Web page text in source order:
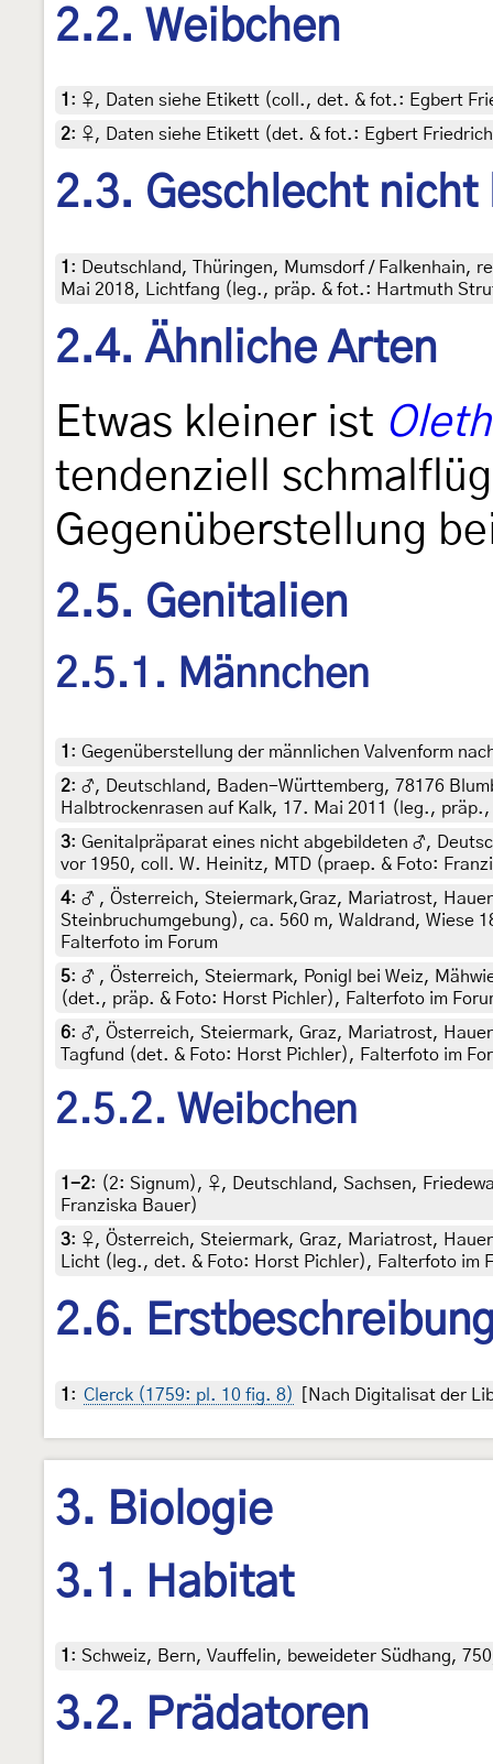
2.2. Weibchen
1 : ♀, Daten siehe Etikett (coll., det. & fot.: Egbert
2: ♀, Daten siehe Etikett (det. & fot.: Egbert
2.3. Geschlecht nicht
1 :
Deutschland, Thüringen, Mumsdorf / Falkenhain,
Mai 2018, Lichtfang (leg., präp. & fot.: Hartmuth
2.4. Ähnliche Arten
Etwas kleiner ist
tendenziell
Gegenüberstellung
2.5. Genitalien
2.5.1. Männchen
1 : Gegenüberstellung der männlichen Valvenform
2: ♂, Deutschland, Baden-Württemberg, 78176
Halbtrockenrasen auf Kalk, 17. Mai 2011 (leg.,
3: Genitalpräparat eines nicht abgebildeten ♂,
vor 1950, coll. W. Heinitz, MTD (praep. & Foto:
4: ♂ , Österreich, Steiermark,Graz, Mariatrost,
Steinbruchumgebung), ca. 560 m, Waldrand,
Falterfoto im Forum
5: ♂ , Österreich, Steiermark, Ponigl bei Weiz,
(det., präp. & Foto: Horst Pichler), Falterfoto im
6: ♂, Österreich, Steiermark, Graz, Mariatrost,
Tagfund (det. & Foto: Horst Pichler), Falterfoto im
2.5.2. Weibchen
1-2: (2: Signum), ♀, Deutschland, Sachsen,
Franziska Bauer)
3: ♀, Österreich, Steiermark, Graz, Mariatrost,
Licht (leg., det. & Foto: Horst Pichler), Falterfoto im
2.6.
1 : Clerck (1759: pl. 10 fig. 8) [Nach Digitalisat der
3. Biologie
3.1. Habitat
1 : Schweiz, Bern, Vauffelin, beweideter Südhang,
3.2. Prädatoren